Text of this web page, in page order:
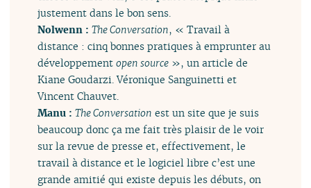
justement dans le bon sens.
Nolwenn :The Conversation, « Travail à
distance : cinq bonnes pratiques à emprunter au
développementopen source », un article de
Kiane Goudarzi. Véronique Sanguinetti et
Vincent Chauvet.
Manu :The Conversation est un site que je suis
beaucoup donc ça me fait très plaisir de le voir
sur la revue de presse et, effectivement, le
travail à distance et le logiciel libre c’est une
grande amitié qui existe depuis les débuts, on